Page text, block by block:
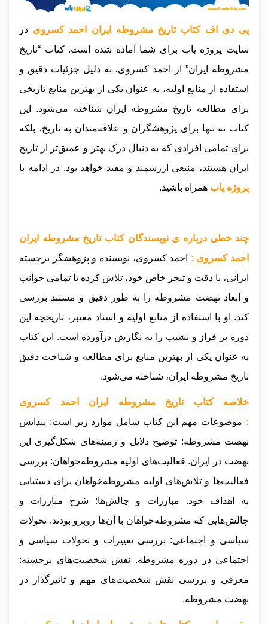
پی دی اف کتاب تاریخ مشروطه ایران احمد کسروی در
سایت پروژه یاب برای شما آماده شده است. کتاب “تاریخ
مشروطه ایران” از احمد کسروی، به دلیل جزئیات دقیق و
استفاده از منابع اولیه، به عنوان یکی از بهترین منابع تاریخی
برای مطالعه تاریخ مشروطه ایران شناخته می‌شود. این
کتاب نه تنها برای پژوهشگران و علاقه‌مندان به تاریخ، بلکه
برای تمامی افرادی که به دنبال درک بهتر و عمیق‌تر از تاریخ
ایران هستند، منبعی ارزشمند و مفید خواهد بود. در ادامه با
پروژه یاب همراه باشید.
چند خطی درباره ی نویسندگان کتاب تاریخ مشروطه ایران
احمد کسروی : احمد کسروی، نویسنده و پژوهشگر برجسته
ایرانی، با دقت و تبحر خاص خود، تلاش کرده تا تمامی جوانب
و ابعاد نهضت مشروطه را به طور دقیق و مستند بررسی
کند. او با استفاده از منابع اولیه و اسناد معتبر، تاریخچه این
دوره پر فراز و نشیب را به نگارش درآورده است. این کتاب
به عنوان یکی از بهترین منابع برای مطالعه و شناخت دقیق
تاریخ مشروطه ایران، شناخته می‌شود.
خلاصه کتاب تاریخ مشروطه ایران احمد کسروی
: موضوعات مهم این کتاب شامل موارد زیر است: پیدایش
نهضت مشروطه: توضیح دلایل و زمینه‌های شکل‌گیری این
نهضت در ایران. فعالیت‌های اولیه مشروطه‌خواهان: بررسی
فعالیت‌ها و تلاش‌های اولیه مشروطه‌خواهان برای دستیابی
به اهداف خود. مبارزات و چالش‌ها: شرح مبارزات و
چالش‌هایی که مشروطه‌خواهان با آن‌ها روبرو بودند. تحولات
سیاسی و اجتماعی: بررسی تغییرات و تحولات سیاسی و
اجتماعی در دوره مشروطه. نقش شخصیت‌های برجسته:
معرفی و بررسی نقش شخصیت‌های مهم و تاثیرگذار در
نهضت مشروطه.